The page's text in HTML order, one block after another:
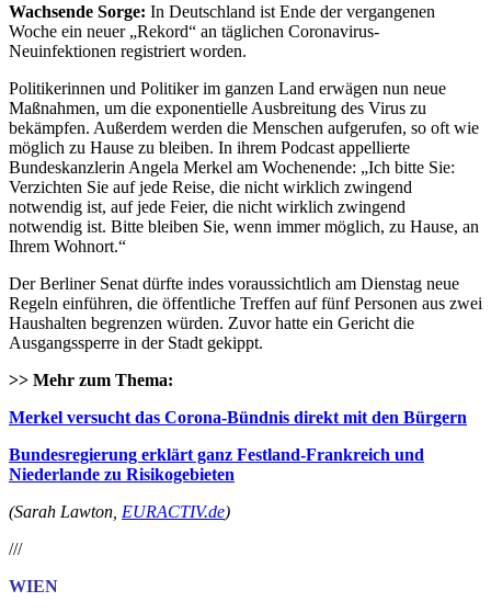
Wachsende Sorge: In Deutschland ist Ende der vergangenen
Woche ein neuer „Rekord“ an täglichen Coronavirus-
Neuinfektionen registriert worden.
Politikerinnen und Politiker im ganzen Land erwägen nun neue
Maßnahmen, um die exponentielle Ausbreitung des Virus zu
bekämpfen. Außerdem werden die Menschen aufgerufen, so oft wie
möglich zu Hause zu bleiben. In ihrem Podcast appellierte
Bundeskanzlerin Angela Merkel am Wochenende: „Ich bitte Sie:
Verzichten Sie auf jede Reise, die nicht wirklich zwingend
notwendig ist, auf jede Feier, die nicht wirklich zwingend
notwendig ist. Bitte bleiben Sie, wenn immer möglich, zu Hause, an
Ihrem Wohnort.“
Der Berliner Senat dürfte indes voraussichtlich am Dienstag neue
Regeln einführen, die öffentliche Treffen auf fünf Personen aus zwei
Haushalten begrenzen würden. Zuvor hatte ein Gericht die
Ausgangssperre in der Stadt gekippt.
>> Mehr zum Thema:
Merkel versucht das Corona-Bündnis direkt mit den Bürgern
Bundesregierung erklärt ganz Festland-Frankreich und
Niederlande zu Risikogebieten
(Sarah Lawton, EURACTIV.de)
///
WIEN